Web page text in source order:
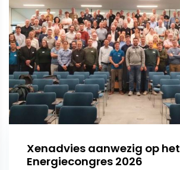
Xenadvies aanwezig op het
Energiecongres 2026